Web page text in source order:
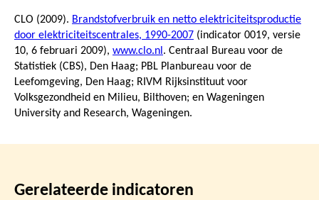
CLO (2009). Brandstofverbruik en netto elektriciteitsproductie
door elektriciteitscentrales, 1990-2007 (indicator 0019, versie
10, 6 februari 2009), www.clo.nl . Centraal Bureau voor de
Statistiek (CBS), Den Haag; PBL Planbureau voor de
Leefomgeving, Den Haag; RIVM Rijksinstituut voor
Volksgezondheid en Milieu, Bilthoven; en Wageningen
University and Research, Wageningen.
Gerelateerde indicatoren